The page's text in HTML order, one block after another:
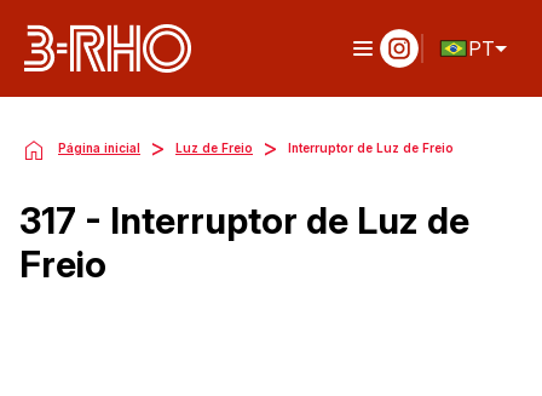
PT
Página inicial > Luz de Freio > Interruptor de Luz de Freio
317 - Interruptor de Luz de
Freio